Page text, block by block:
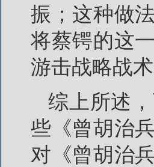
振；这种做
将蔡锷的这
游击战略战
综上所述
些《曾胡治
对《曾胡治